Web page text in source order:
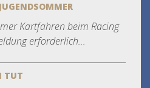
Kartfahren beim Racing
erforderlich...
TUT